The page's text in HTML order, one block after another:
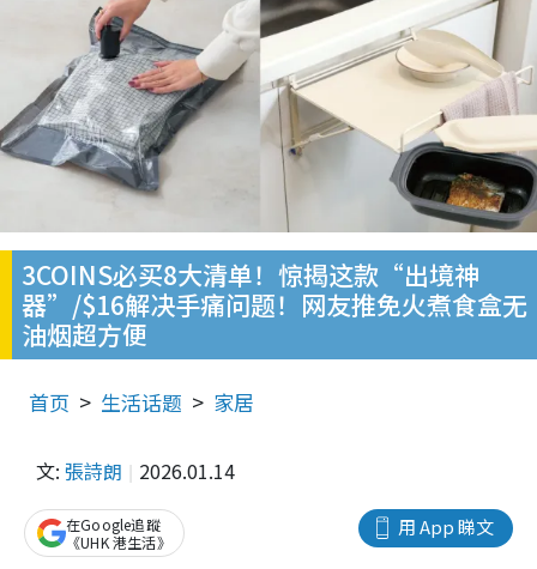
3COINS必买8大清单！惊揭这款“出境神
器”/$16解决手痛问题！网友推免火煮食盒无
油烟超方便
首页 生活话题 家居
文: 張詩朗 2026.01.14
用 App 睇文
在Google追蹤
《UHK 港生活》